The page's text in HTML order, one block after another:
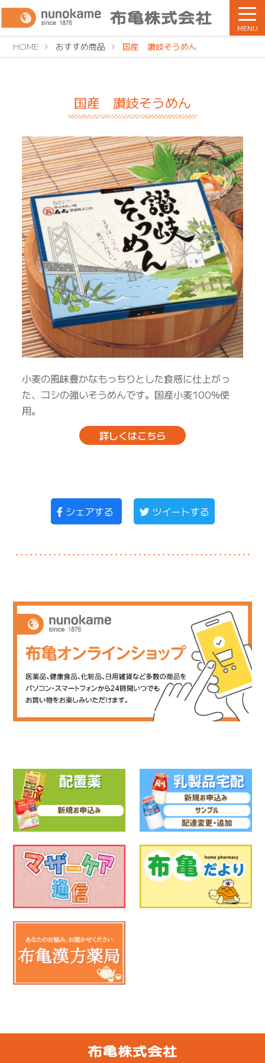
MENU
HOME おすすめ商品 国産 讃岐そうめん
国産 讃岐そうめん
小麦の風味豊かなもっちりとした食感に仕上がっ
た、コシの強いそうめんです。国産小麦100%使
用。
詳しくはこちら
シェアする ツイートする